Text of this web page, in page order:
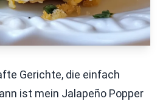
Gerichte, die einfach
ist mein Jalapeño Popper